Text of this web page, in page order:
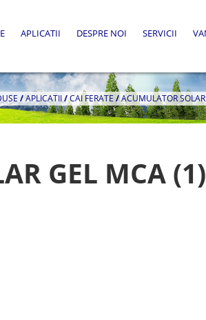
APLICATII DESPRE NOI SERVICII
/APLICATII/CAI FERATE/ACUMULATOR
GEL MCA (1)